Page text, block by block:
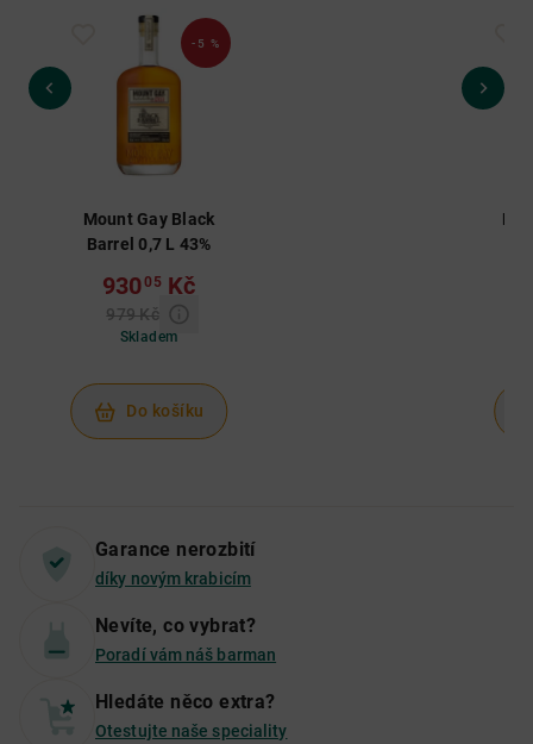
-5 %
Mount Gay Black
Barrel 0,7 L 43%
93005 Kč
979 Kč
Skladem
Do košíku
Garance nerozbití
díky novým krabicím
Nevíte, co vybrat?
Poradí vám náš barman
Hledáte něco extra?
Otestujte naše speciality